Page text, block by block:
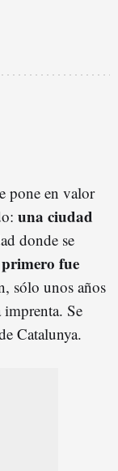
pone en valor
una ciudad
donde se
fue
sólo unos años
imprenta. Se
Catalunya.